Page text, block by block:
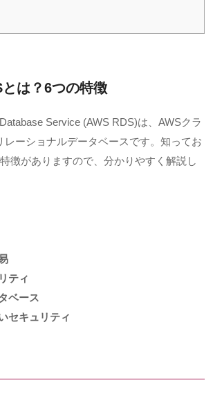
は？6つの特徴
Service (AWS RDS)は、 AWSクラ
レーショナルデータベースです。知ってお
徴がありますので、分かりやすく解説し
ティ
ベース
セキュリティ